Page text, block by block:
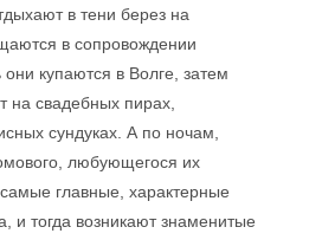
в тени берез на
в сопровождении
купаются в Волге, затем
на свадебных пирах,
сундуках. А по ночам,
любующегося их
главные, характерные
и тогда возникают знаменитые